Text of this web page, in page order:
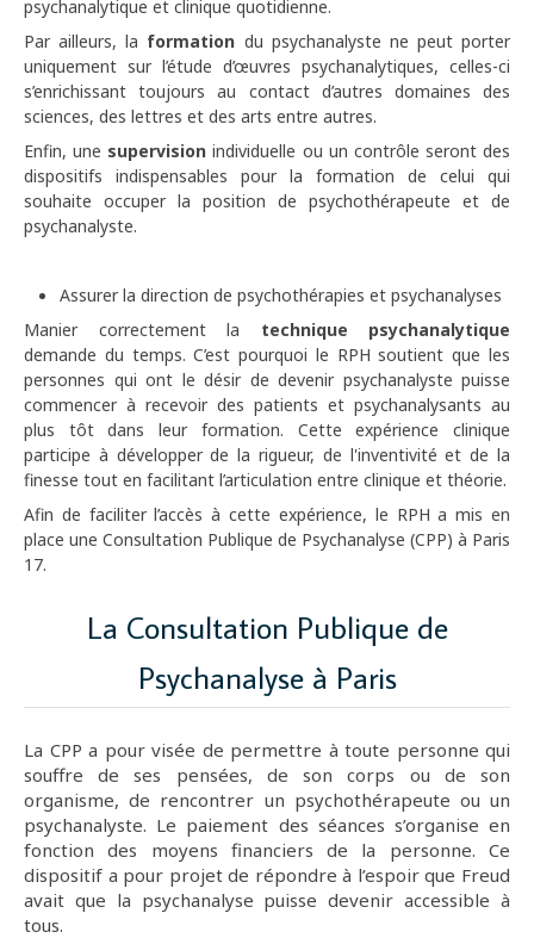
psychanalytique et clinique quotidienne.
Par ailleurs, la formation du psychanalyste ne peut porter
uniquement sur l’étude d’œuvres psychanalytiques, celles-ci
s’enrichissant toujours au contact d’autres domaines des
sciences, des lettres et des arts entre autres.
Enfin, une supervision individuelle ou un contrôle seront des
dispositifs indispensables pour la formation de celui qui
souhaite occuper la position de psychothérapeute et de
psychanalyste.
Assurer la direction de psychothérapies et psychanalyses
Manier correctement la technique psychanalytique
demande du temps. C’est pourquoi le RPH soutient que les
personnes qui ont le désir de devenir psychanalyste puisse
commencer à recevoir des patients et psychanalysants au
plus tôt dans leur formation. Cette expérience clinique
participe à développer de la rigueur, de l'inventivité et de la
finesse tout en facilitant l’articulation entre clinique et théorie.
Afin de faciliter l’accès à cette expérience, le RPH a mis en
place une Consultation Publique de Psychanalyse (CPP) à Paris
17.
La Consultation Publique de
Psychanalyse à Paris
La CPP a pour visée de permettre à toute personne qui
souffre de ses pensées, de son corps ou de son
organisme, de rencontrer un psychothérapeute ou un
psychanalyste. Le paiement des séances s’organise en
fonction des moyens financiers de la personne. Ce
dispositif a pour projet de répondre à l’espoir que Freud
avait que la psychanalyse puisse devenir accessible à
tous.